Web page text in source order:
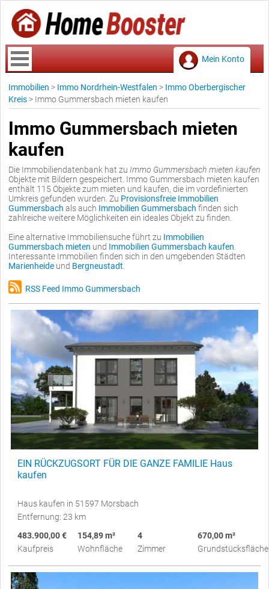
Mein Konto
Immobilien > Immo Nordrhein-Westfalen > Immo Oberbergischer
Kreis > Immo Gummersbach mieten kaufen
Immo Gummersbach mieten
kaufen
Die Immobiliendatenbank hat zu Immo Gummersbach mieten kaufen
Objekte mit Bildern gespeichert. Immo Gummersbach mieten kaufen
enthält 115 Objekte zum mieten und kaufen, die im vordefinierten
Umkreis gefunden wurden. Zu Provisionsfreie Immobilien
Gummersbach als auch Immobilien Gummersbach finden sich
zahlreiche weitere Möglichkeiten ein ideales Objekt zu finden.
Eine alternative Immobiliensuche führt zu Immobilien
Gummersbach mieten und Immobilien Gummersbach kaufen
Interessante Immobilien finden sich in den umgebenden Städten
Marienheide und Bergneustadt
RSS Feed Immo Gummersbach
EIN RÜCKZUGSORT FÜR DIE GANZE FAMILIE Haus
kaufen
Haus kaufen in 51597 Morsbach
Entfernung: 23 km
483.900,00 €
Kaufpreis
154,89 m²
Wohnfläche
4
Zimmer
670,00 m²
Grundstücksfläche